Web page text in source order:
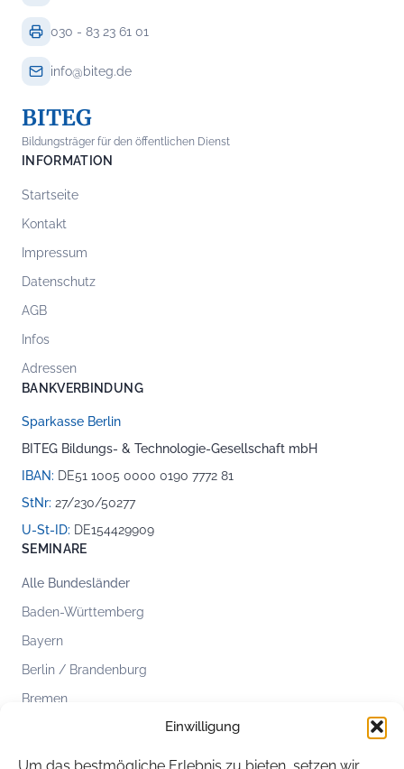
Einwilligung
030 - 83 23 61 01
info@biteg.de
BITEG
Bildungsträger für den öffentlichen Dienst
INFORMATION
Startseite
Kontakt
Impressum
Datenschutz
AGB
Infos
Adressen
BANKVERBINDUNG
Sparkasse Berlin
BITEG Bildungs- & Technologie-Gesellschaft mbH
IBAN: DE51 1005 0000 0190 7772 81
StNr: 27/230/50277
U-St-ID: DE154429909
SEMINARE
Alle Bundesländer
Baden-Württemberg
Bayern
Berlin / Brandenburg
Bremen